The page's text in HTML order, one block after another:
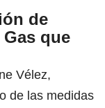
de
que
Vélez,
de las medidas